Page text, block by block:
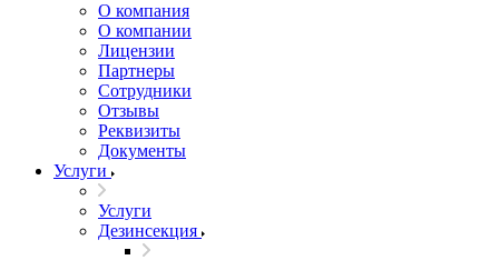
О компания
О компании
Лицензии
Партнеры
Сотрудники
Отзывы
Реквизиты
Документы
Услуги
Услуги
Дезинсекция